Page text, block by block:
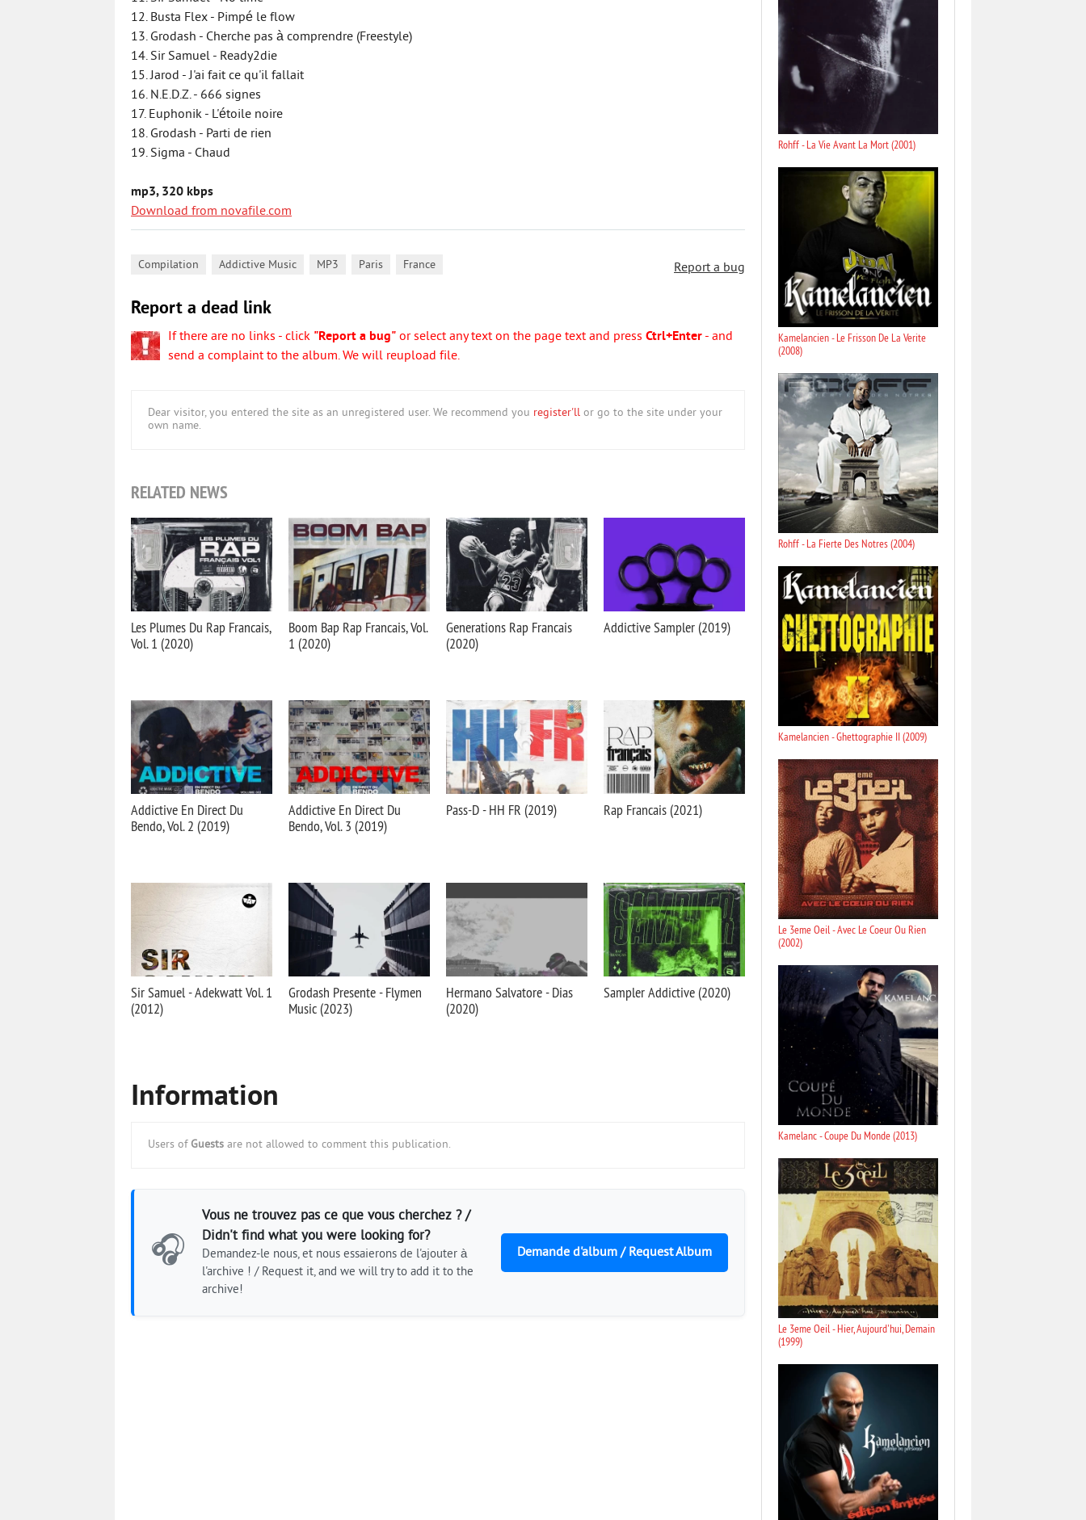
12. Busta Flex - Pimpé le flow
13. Grodash - Cherche pas à comprendre (Freestyle)
14. Sir Samuel - Ready2die
15. Jarod - J'ai fait ce qu'il fallait
16. N.E.D.Z. - 666 signes
17. Euphonik - L'étoile noire
18. Grodash - Parti de rien
19. Sigma - Chaud
mp3, 320 kbps
Download from novafile.com
Report a bug
Compilation Addictive Music MP3 Paris France
Report a dead link
If there are no links - click "Report a bug" or select any text on the page text and press Ctrl+Enter - and
send a complaint to the album. We will reupload file.
Dear visitor, you entered the site as an unregistered user. We recommend you register'll or go to the site under your
own name.
RELATED NEWS
Les Plumes Du Rap Francais,
Vol. 1 (2020)
Boom Bap Rap Francais, Vol.
1 (2020)
Generations Rap Francais
(2020)
Addictive Sampler (2019)
Addictive En Direct Du
Bendo, Vol. 2 (2019)
Addictive En Direct Du
Bendo, Vol. 3 (2019)
Pass-D - HH FR (2019) Rap Francais (2021)
Sir Samuel - Adekwatt Vol. 1
(2012)
Grodash Presente - Flymen
Music (2023)
Hermano Salvatore - Dias
(2020)
Sampler Addictive (2020)
Information
Users of Guests are not allowed to comment this publication.
🎧
Vous ne trouvez pas ce que vous cherchez ? /
Didn't find what you were looking for?
Demandez-le nous, et nous essaierons de l'ajouter à
l'archive ! / Request it, and we will try to add it to the
archive!
Demande d'album / Request Album
Rohff - La Vie Avant La Mort (2001)
Kamelancien - Le Frisson De La Verite
(2008)
Rohff - La Fierte Des Notres (2004)
Kamelancien - Ghettographie II (2009)
Le 3eme Oeil - Avec Le Coeur Ou Rien
(2002)
Kamelanc - Coupe Du Monde (2013)
Le 3eme Oeil - Hier, Aujourd'hui, Demain
(1999)